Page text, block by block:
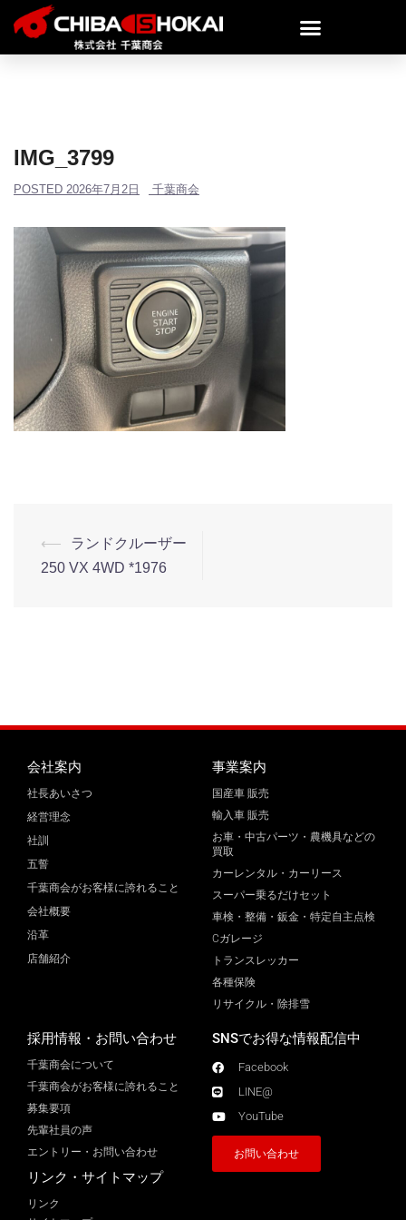
IMG_3799
POSTED 2026年7月2日 千葉商会
⟵
ランドクルーザー
250 VX 4WD *1976
会社案内
社長あいさつ
経営理念
社訓
五誓
千葉商会がお客様に誇れること
会社概要
沿革
店舗紹介
事業案内
国産車 販売
輸入車 販売
お車・中古パーツ・農機具などの
買取
カーレンタル・カーリース
スーパー乗るだけセット
車検・整備・鈑金・特定自主点検
Cガレージ
トランスレッカー
各種保険
リサイクル・除排雪
採用情報・お問い合わせ
千葉商会について
千葉商会がお客様に誇れること​
募集要項
先輩社員の声
エントリー・お問い合わせ
リンク・サイトマップ
リンク
SNSでお得な情報配信中
Facebook
LINE@
YouTube
お問い合わせ